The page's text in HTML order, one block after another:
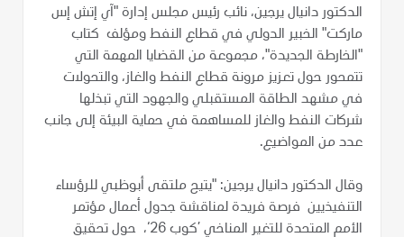
الدكتور دانيال يرجين، نائب رئيس مجلس إدارة "آي إتش إس
ماركت" الخبير الدولي في قطاع النفط ومؤلف كتاب
"الخارطة الجديدة"، مجموعة من القضايا المهمة التي
تتمحور حول تعزيز مرونة قطاع النفط والغاز، والتحولات
في مشهد الطاقة المستقبلي والجهود التي تبذلها
شركات النفط والغاز للمساهمة في حماية البيئة إلى جانب
عدد من المواضيع.
وقال الدكتور دانيال يرجين: "يتيح ملتقى أبوظبي للرؤساء
التنفيذيين فرصة فريدة لمناقشة جدول أعمال مؤتمر
الأمم المتحدة للتغير المناخي ’كوب 26‘، حول تحقيق